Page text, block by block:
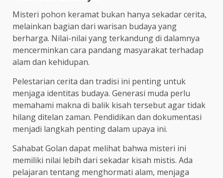
Misteri pohon keramat bukan hanya sekadar cerita,
melainkan bagian dari warisan budaya yang
berharga. Nilai-nilai yang terkandung di dalamnya
mencerminkan cara pandang masyarakat terhadap
alam dan kehidupan.
Pelestarian cerita dan tradisi ini penting untuk
menjaga identitas budaya. Generasi muda perlu
memahami makna di balik kisah tersebut agar tidak
hilang ditelan zaman. Pendidikan dan dokumentasi
menjadi langkah penting dalam upaya ini.
Sahabat Golan dapat melihat bahwa misteri ini
memiliki nilai lebih dari sekadar kisah mistis. Ada
pelajaran tentang menghormati alam, menjaga